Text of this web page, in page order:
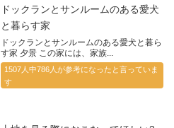
ドックランとサンルームのある愛犬
と暮らす家
ドックランとサンルームのある愛犬と暮ら
す家 夕景 この家には、家族...
1507人中786人が参考になったと言っていま
す